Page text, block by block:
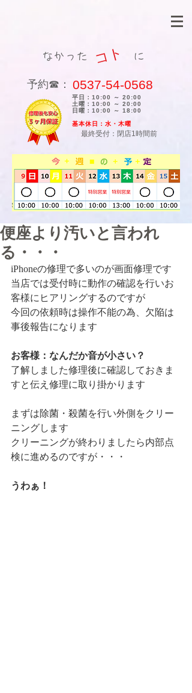
コト
なかった に
​予約☎： 0537-54-0568
平日：10:00 ～ 20:00
土曜：10:00 ～ 20:00
日曜：10:00 ～ 18:00
​基本休日：水・木曜
最終受付：閉店1時間前
便座より汚いと言われ
る・・・
iPhoneの修理で多いのが画面修理です
当店では受付時に動作の確認を行いお
客様にヒアリングするのですが
今回の依頼時は操作不能の為、欠陥は
事後報告になります
お客様：なんだか音が小さい？
了解しました修理後に確認しておきま
すと伝え修理に取り掛かります
まずは除菌・殺菌を行い外側をクリー
ニングします
クリーニングが終わりましたら内部点
検に進めるのですが・・・
うわぁ！